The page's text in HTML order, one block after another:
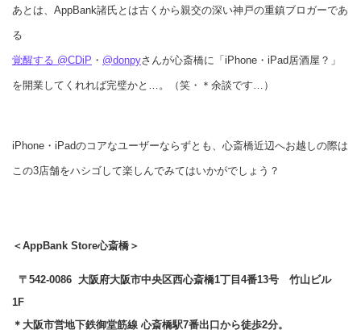
あとは、AppBank諸氏とは古くから親交の深い神戸の重鎮ブロガーであ
る
覚醒する @CDiP ・ @donpyさんが心斎橋に「iPhone・iPad居酒屋？」
を開業してくれれば完璧かと…。（笑・＊余談です…）
iPhone・iPadのコアなユーザーならずとも、心斎橋近辺へお越しの際は
この3店舗をハシゴして楽しんでみてはいかがでしょう？
＜AppBank Store心斎橋＞
〒542-0086 大阪府大阪市中央区西心斎橋1丁目4番13号 竹山ビル
1F
＊大阪市営地下鉄御堂筋線 心斎橋駅7番出口から徒歩2分。